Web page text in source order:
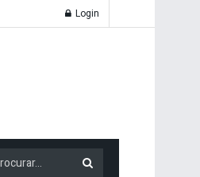
Login